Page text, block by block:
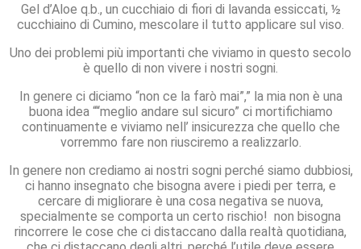
Gel d’Aloe q.b., un cucchiaio di fiori di lavanda essiccati, ½
cucchiaino di Cumino, mescolare il tutto applicare sul viso.
Uno dei problemi più importanti che viviamo in questo secolo
è quello di non vivere i nostri sogni.
In genere ci diciamo “non ce la farò mai”,” la mia non è una
buona idea ““meglio andare sul sicuro” ci mortifichiamo
continuamente e viviamo nell’ insicurezza che quello che
vorremmo fare non riusciremo a realizzarlo.
In genere non crediamo ai nostri sogni perché siamo dubbiosi,
ci hanno insegnato che bisogna avere i piedi per terra, e
cercare di migliorare è una cosa negativa se nuova,
specialmente se comporta un certo rischio! non bisogna
rincorrere le cose che ci distaccano dalla realtà quotidiana,